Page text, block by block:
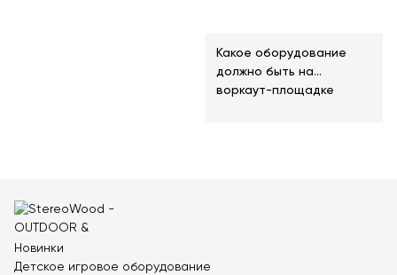
Какое оборудование
должно быть на
воркаут-площадке
Новинки
Детское игровое оборудование